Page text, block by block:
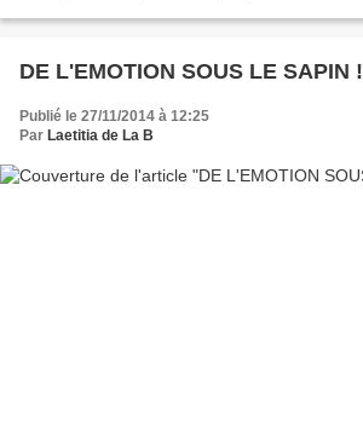
DE L'EMOTION SOUS LE SAPIN !
Publié le 27/11/2014 à 12:25
Par Laetitia de La B